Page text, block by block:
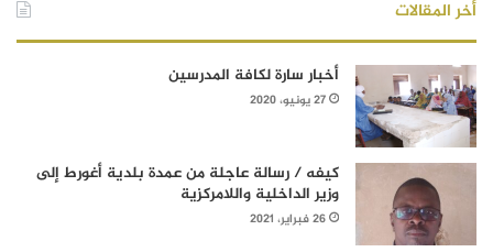
أخر المقالات
أخبار سارة لكافة المدرسين
27 يونيو، 2020
كيفه / رسالة عاجلة من عمدة بلدية أغورط إلى
وزير الداخلية واللامركزية
26 فبراير، 2021